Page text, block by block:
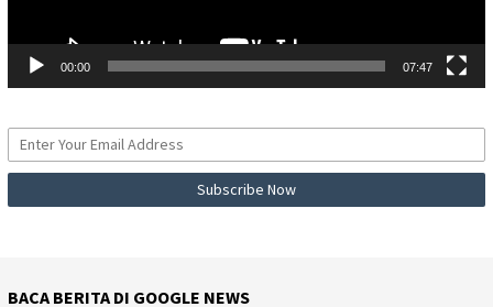
00:00 07:47
BACA BERITA DI GOOGLE NEWS